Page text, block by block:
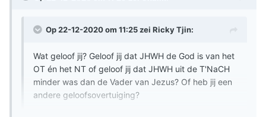
Op 22-12-2020 om 11:25 zei Ricky Tjin:
Wat geloof jij? Geloof jij dat JHWH de God is van het
OT én het NT of geloof jij dat JHWH uit de T'NaCH
minder was dan de Vader van Jezus? Of heb jij een
andere geloofsovertuiging?